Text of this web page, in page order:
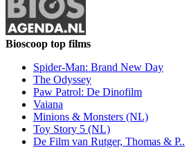
Bioscoop top films
Spider-Man: Brand New Day
The Odyssey
Paw Patrol: De Dinofilm
Vaiana
Minions & Monsters (NL)
Toy Story 5 (NL)
De Film van Rutger, Thomas & P..